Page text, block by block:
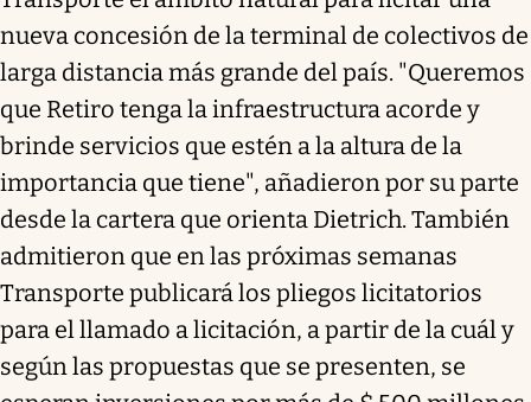
nueva concesión de la terminal de colectivos de
larga distancia más grande del país. "Queremos
que Retiro tenga la infraestructura acorde y
brinde servicios que estén a la altura de la
importancia que tiene", añadieron por su parte
desde la cartera que orienta Dietrich. También
admitieron que en las próximas semanas
Transporte publicará los pliegos licitatorios
para el llamado a licitación, a partir de la cuál y
según las propuestas que se presenten, se